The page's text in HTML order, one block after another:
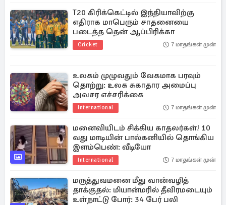
T20 கிரிக்கெட்டில் இந்தியாவிற்கு
எதிராக மாபெரும் சாதனையை
படைத்த தென் ஆப்பிரிக்கா
Cricket 7 மாதங்கள் முன்
உலகம் முழுவதும் வேகமாக பரவும்
தொற்று: உலக சுகாதார அமைப்பு
அவசர எச்சரிக்கை
International 7 மாதங்கள் முன்
மனைவியிடம் சிக்கிய காதலர்கள்! 10
வது மாடியின் பால்கனியில் தொங்கிய
இளம்பெண்: வீடியோ
International 7 மாதங்கள் முன்
மருத்துவமனை மீது வான்வழித்
தாக்குதல்: மியான்மரில் தீவிரமடையும்
உள்நாட்டு போர்: 34 பேர் பலி